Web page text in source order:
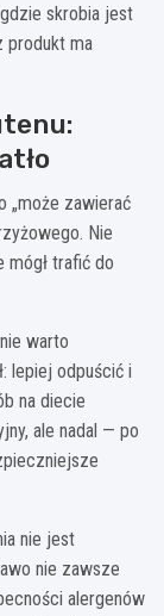
skrobia jest
produkt ma
„może zawierać
Nie
mógł trafić do
warto
lepiej odpuścić i
na diecie
ale nadal — po
nie jest
nie zawsze
alergenów